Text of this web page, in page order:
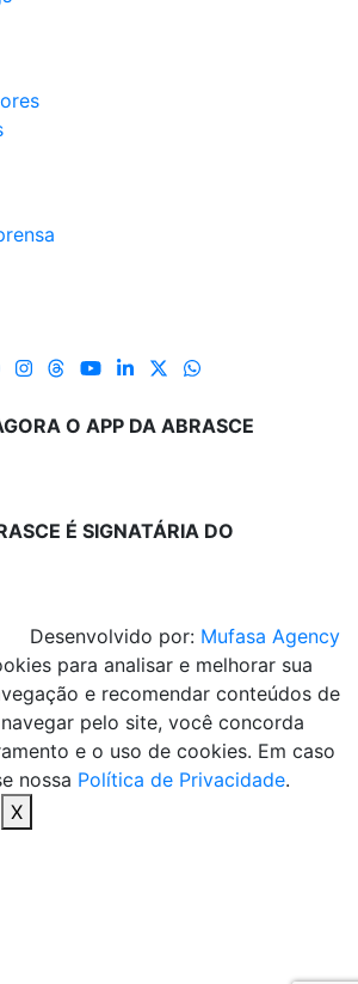
O APP DA ABRASCE
É SIGNATÁRIA DO
Desenvolvido por: Mufasa Agency
para analisar e melhorar sua
e recomendar conteúdos de
pelo site, você concorda
e o uso de cookies. Em caso
nossa Política de Privacidade.
X